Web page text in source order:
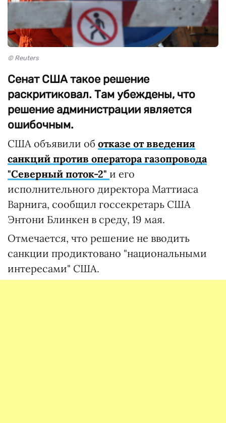
© Reuters
Сенат США такое решение
раскритиковал. Там убеждены, что
решение администрации является
ошибочным.
США объявили об отказе от введения
санкций против оператора газопровода
"Северный поток-2" и его
исполнительного директора Маттиаса
Варнига, сообщил госсекретарь США
Энтони Блинкен в среду, 19 мая.
Отмечается, что решение не вводить
санкции продиктовано "национальными
интересами" США.